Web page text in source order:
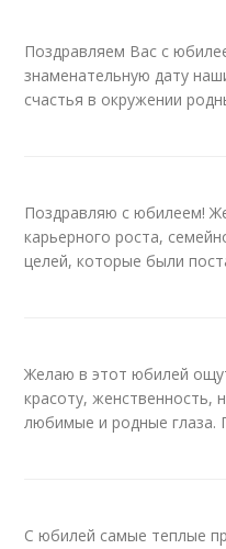
Поздравляем Вас с
знаменательную дату
счастья в окружении
Поздравляю с юбилеем!
карьерного роста,
целей, которые были
Желаю в этот юбилей
красоту, женственность,
любимые и родные глаза.
С юбилей самые теплые